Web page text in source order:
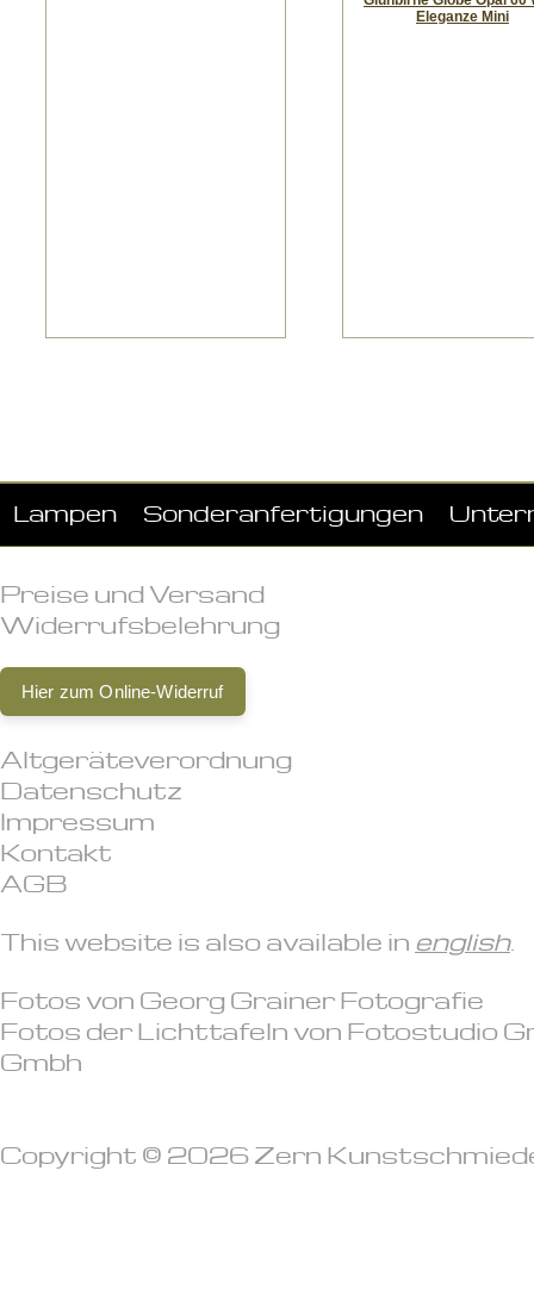
Eleganze Mini
Lampen Sonderanfertigungen
Preise und Versand
Widerrufsbelehrung
Hier zum Online-Widerruf
Altgeräteverordnung
Datenschutz
Impressum
Kontakt
AGB
This website is also available in english.
Fotos von Georg Grainer Fotografie
Fotos der Lichttafeln von Fotostudio
Gmbh
Copyright © 2026 Zern